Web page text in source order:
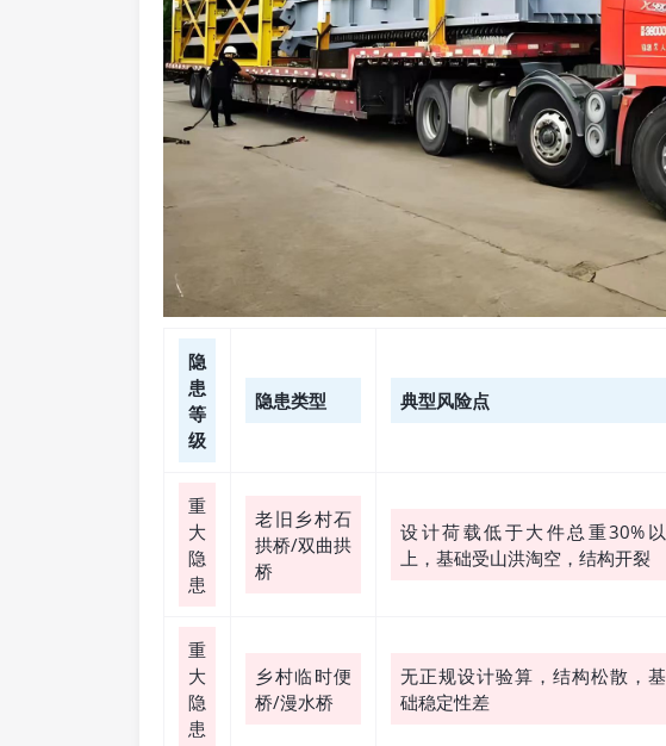
隐
患
等
级
隐患类型 典型风险点
重
大
隐
患
老旧乡村石
拱桥/双曲拱
桥
设计荷载低于大件总重30%以
上，基础受山洪淘空，结构开裂
重
大
隐
患
乡村临时便
桥/漫水桥
无正规设计验算，结构松散，基
础稳定性差